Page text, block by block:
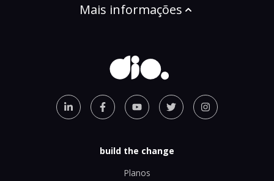
Mais informações
build the change
Planos